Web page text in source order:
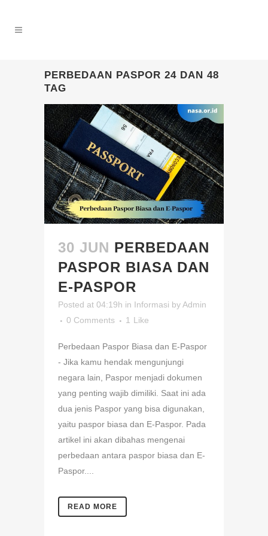
PERBEDAAN PASPOR 24 DAN 48
TAG
30 JUN PERBEDAAN
PASPOR BIASA DAN
E-PASPOR
Posted at 04:19h in Informasi byAdmin
0 Comments
1 Like
Perbedaan Paspor Biasa dan E-Paspor
- Jika kamu hendak mengunjungi
negara lain, Paspor menjadi dokumen
yang penting wajib dimiliki. Saat ini ada
dua jenis Paspor yang bisa digunakan,
yaitu paspor biasa dan E-Paspor. Pada
artikel ini akan dibahas mengenai
perbedaan antara paspor biasa dan E-
Paspor....
READ MORE